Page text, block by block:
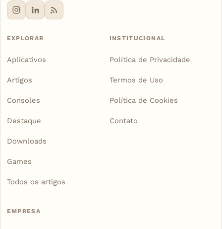
EXPLORAR
Aplicativos
Artigos
Consoles
Destaque
Downloads
Games
Todos os artigos
INSTITUCIONAL
Política de Privacidade
Termos de Uso
Política de Cookies
Contato
EMPRESA